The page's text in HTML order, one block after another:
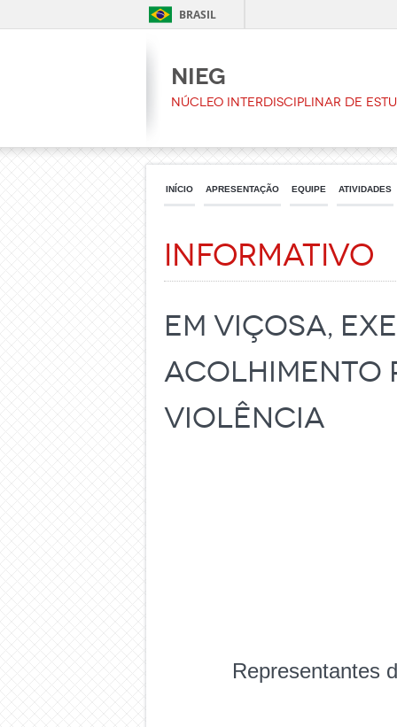
BRASIL
NIEG
Núcleo Interdisciplinar de
INÍCIO APRESENTAÇÃO EQUIPE ATIVIDADES
Informativo
Em Viçosa,
Acolhimento
violência
Representantes